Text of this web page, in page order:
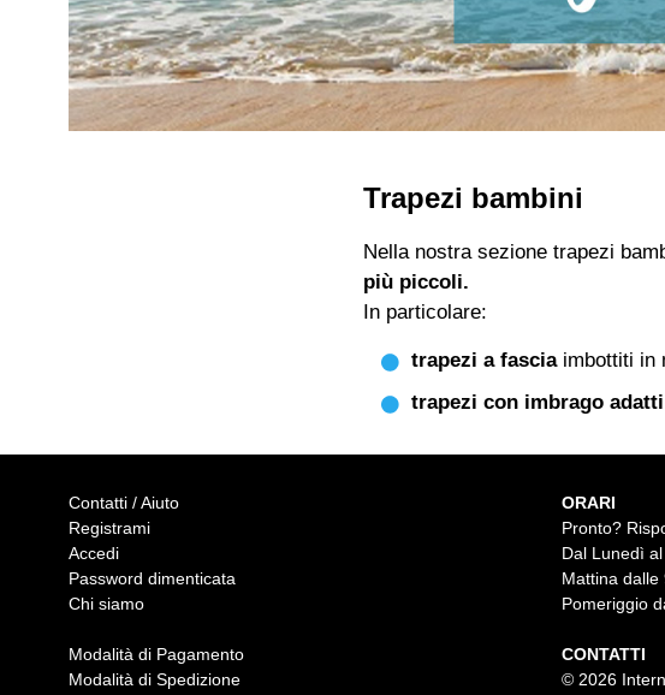
Trapezi bambini
Nella nostra sezione trapezi
più piccoli.
In particolare:
trapezi a fasciaimbottiti in
trapezi con imbrago
Contatti / Aiuto
Registrami
Accedi
Password dimenticata
Chi siamo
Modalità di Pagamento
Modalità di Spedizione
ORARI
Pronto?
Dal Lunedì
Mattina dalle
Pomeriggio
CONTATTI
© 2026